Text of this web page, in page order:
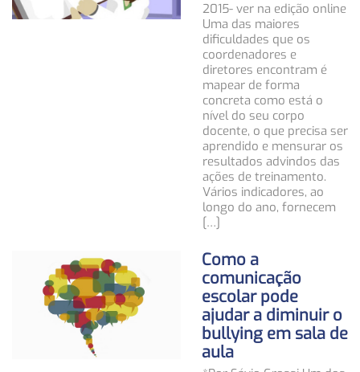
2015- ver na edição online
Uma das maiores
dificuldades que os
coordenadores e
diretores encontram é
mapear de forma
concreta como está o
nível do seu corpo
docente, o que precisa ser
aprendido e mensurar os
resultados advindos das
ações de treinamento.
Vários indicadores, ao
longo do ano, fornecem
[…]
Como a
comunicação
escolar pode
ajudar a diminuir o
bullying em sala de
aula